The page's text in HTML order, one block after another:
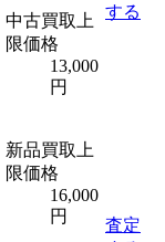
中古買取上
限価格
13,000
円
する
新品買取上
限価格
16,000
円
査定